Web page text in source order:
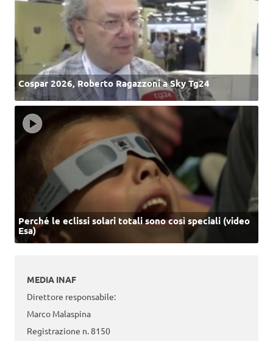
Cospar 2026, Roberto Ragazzoni a Sky Tg24
Perché le eclissi solari totali sono così speciali (video
Esa)
MEDIA INAF
Direttore responsabile:
Marco Malaspina
Registrazione n. 8150